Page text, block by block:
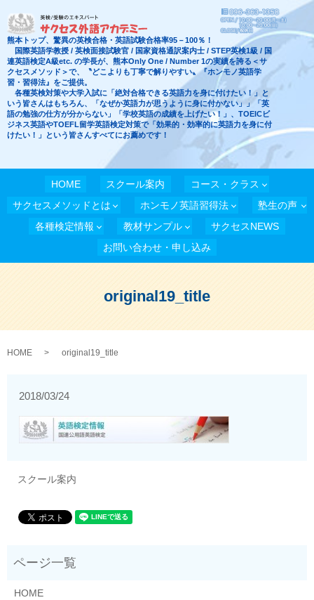
熊本トップ、驚異の英検合格・英語試験合格率95－100％！
国際英語学教授 / 英検面接試験官 / 国家資格通訳案内士 / STEP英検1級 / 国
連英語検定A級etc. の学長が、熊本Only One / Number 1の実績を誇る＜サ
クセスメソッド＞で、〝どこよりも丁寧で解りやすい〟『ホンモノ英語学
習・習得法』をご提供。
各種英検対策や大学入試に「絶対合格できる英語力を身に付けたい！」と
いう皆さんはもちろん、「なぜか英語力が思うように身に付かない」」「英
語の勉強の仕方が分からない」「学校英語の成績を上げたい！」、TOEICビ
ジネス英語やTOEFL留学英語検定対策で「効果的・効率的に英語力を身に付
けたい！」という皆さんすべてにお薦めです！
HOME スクール案内
コース・クラス
サクセスメソッドとは
ホンモノ英語習得法
塾生の声
各種検定情報
教材サンプル
サクセスNEWS
お問い合わせ・申し込み
original19_title
HOME original19_title
2018/03/24
スクール案内
HOME